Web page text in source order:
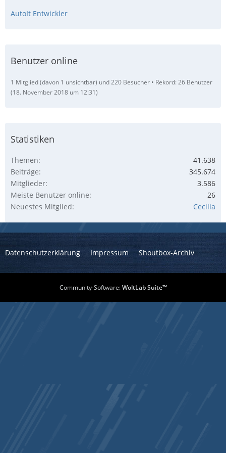
AutoIt Entwickler
Benutzer online
1 Mitglied (davon 1 unsichtbar) und 220 Besucher
Rekord: 26 Benutzer
(18. November 2018 um 12:31)
Statistiken
Themen
41.638
Beiträge
345.674
Mitglieder
3.586
Meiste Benutzer online
26
Neuestes Mitglied
Cecilia
Datenschutzerklärung Impressum Shoutbox-Archiv
Community-Software:WoltLab Suite™